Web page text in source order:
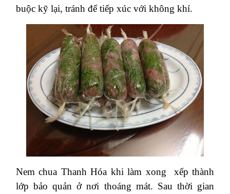
buộc kỹ lại, tránh để tiếp xúc với không khí.
Nem chua Thanh Hóa khi làm xong xếp thành
lớp bảo quản ở nơi thoáng mát. Sau thời gian